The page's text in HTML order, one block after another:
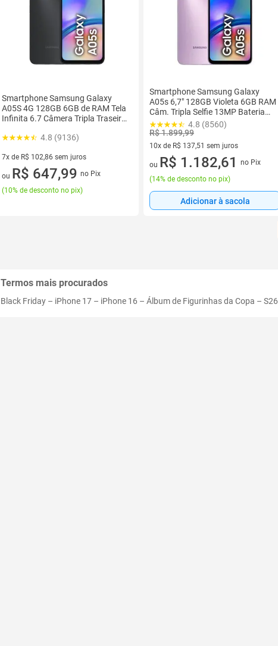
Smartphone Samsung Galaxy
A05S 4G 128GB 6GB de RAM Tela
Infinita 6.7 Câmera Tripla Traseira
4.8 (9136)
7x de R$ 102,86 sem juros
7 vez de R$ 102,86 sem juros
ou R$ 647,99 no Pix
(10% de desconto no pix)
Smartphone Samsung Galaxy
A05s 6,7" 128GB Violeta 6GB RAM
Câm. Tripla Selfie 13MP Bateria
5000mAh Du4.8 (8560)
R$ 1.899,99
10x de R$ 137,51 sem juros
10 vez de R$ 137,51 sem juros
ou R$ 1.182,61
no Pix
(14% de desconto no pix)
Adicionar à sacola
Termos mais procurados
Black Friday – iPhone 17 – iPhone 16 – Álbum de Figurinhas da Copa – S26